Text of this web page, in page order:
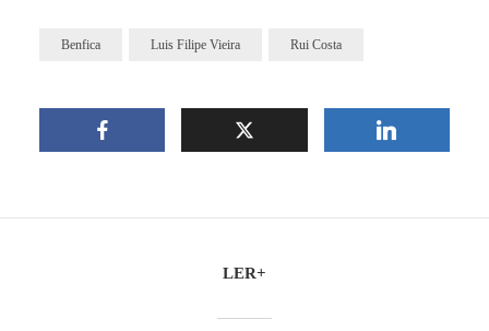
Benfica Luis Filipe Vieira Rui Costa
LER+